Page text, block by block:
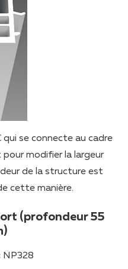
qui se connecte au cadre
modifier la largeur
de la structure est
cette manière.
(profondeur 55
NP328